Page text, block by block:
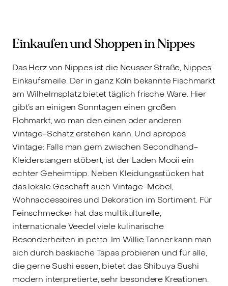
Einkaufen und Shoppen in Nippes
Das Herz von Nippes ist die Neusser Straße, Nippes’
Einkaufsmeile. Der in ganz Köln bekannte Fischmarkt
am Wilhelmsplatz bietet täglich frische Ware. Hier
gibt’s an einigen Sonntagen einen großen
Flohmarkt, wo man den einen oder anderen
Vintage-Schatz erstehen kann. Und apropos
Vintage: Falls man gern zwischen Secondhand-
Kleiderstangen stöbert, ist der Laden Mooii ein
echter Geheimtipp. Neben Kleidungsstücken hat
das lokale Geschäft auch Vintage-Möbel,
Wohnaccessoires und Dekoration im Sortiment. Für
Feinschmecker hat das multikulturelle,
internationale Veedel viele kulinarische
Besonderheiten in petto. Im Willie Tanner kann man
sich durch baskische Tapas probieren und für alle,
die gerne Sushi essen, bietet das Shibuya Sushi
modern interpretierte, sehr besondere Kreationen.